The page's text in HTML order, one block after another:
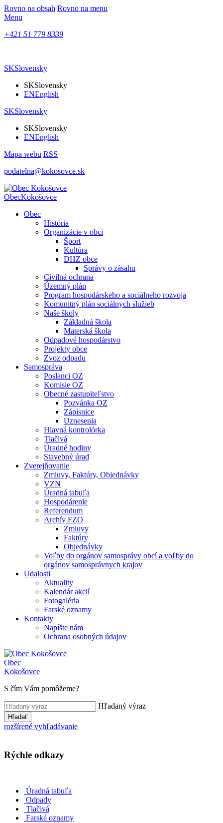
Rovno na obsah Rovno na menu
Menu
+421 51 779 8339
SKSlovensky
SKSlovensky
ENEnglish
SKSlovensky
SKSlovensky
ENEnglish
Mapa webu RSS
podatelna@kokosovce.sk
ObecKokošovce
Obec
História
Organizácie v obci
Šport
Kultúra
DHZ obce
Správy o zásahu
Civilná ochrana
Územný plán
Program hospodárskeho a sociálneho rozvoja
Komunitný plán sociálnych služieb
Naše školy
Základná škola
Materská škola
Odpadové hospodárstvo
Projekty obce
Zvoz odpadu
Samospráva
Poslanci OZ
Komisie OZ
Obecné zastupiteľstvo
Pozvánka OZ
Zápisnice
Uznesenia
Hlavná kontrolórka
Tlačivá
Úradné hodiny
Stavebný úrad
Zverejňovanie
Zmluvy, Faktúry, Objednávky
VZN
Úradná tabuľa
Hospodárenie
Referendum
Archív FZO
Zmluvy
Faktúry
Objednávky
Voľby do orgánov samosprávy obcí a voľby do
orgánov samosprávnych krajov
Udalosti
Aktuality
Kalendár akcií
Fotogaléria
Farské oznamy
Kontakty
Napíšte nám
Ochrana osobných údajov
Obec
Kokošovce
S čím Vám pomôžeme?
Hľadaný výraz
Hľadať
rozšírené vyhľadávanie
Rýchle odkazy
Úradná tabuľa
Odpady
Tlačivá
Farské oznamy